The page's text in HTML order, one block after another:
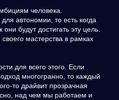
человека.
автономии, то есть когда
будут достигать эту цель.
мастерства в рамках
для всего этого. Если
многогранно, то каждый
то драйвит прозрачная
над чем мы работаем и